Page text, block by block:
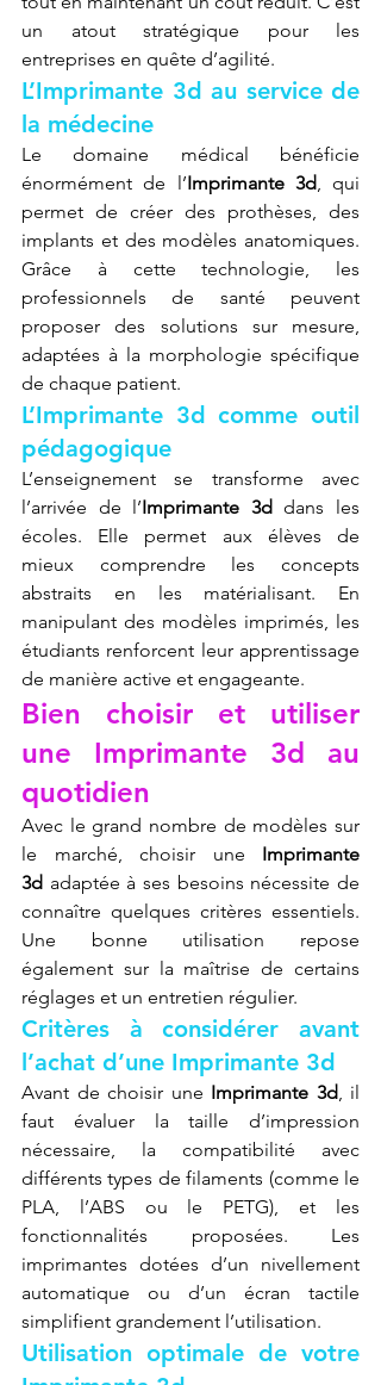
un atout stratégique pour les
entreprises en quête d’agilité.
L’Imprimante 3d au service de
la médecine
Le domaine médical bénéficie
énormément de l’Imprimante 3d, qui
permet de créer des prothèses, des
implants et des modèles anatomiques.
Grâce à cette technologie, les
professionnels de santé peuvent
proposer des solutions sur mesure,
adaptées à la morphologie spécifique
de chaque patient.
L’Imprimante 3d comme outil
pédagogique
L’enseignement se transforme avec
l’arrivée de l’Imprimante 3d dans les
écoles. Elle permet aux élèves de
mieux comprendre les concepts
abstraits en les matérialisant. En
manipulant des modèles imprimés, les
étudiants renforcent leur apprentissage
de manière active et engageante.
Bien choisir et utiliser
une Imprimante 3d au
quotidien
Avec le grand nombre de modèles sur
le marché, choisir une Imprimante
3d adaptée à ses besoins nécessite de
connaître quelques critères essentiels.
Une bonne utilisation repose
également sur la maîtrise de certains
réglages et un entretien régulier.
Critères à considérer avant
l’achat d’une Imprimante 3d
Avant de choisir une Imprimante 3d, il
faut évaluer la taille d’impression
nécessaire, la compatibilité avec
différents types de filaments (comme le
PLA, l’ABS ou le PETG), et les
fonctionnalités proposées. Les
imprimantes dotées d’un nivellement
automatique ou d’un écran tactile
simplifient grandement l’utilisation.
Utilisation optimale de votre